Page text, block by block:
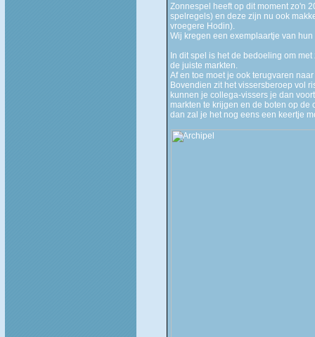
Zonnespel heeft op dit moment zo'n
spelregels) en deze zijn nu ook
vroegere Hodin).
Wij kregen een exemplaartje van
In dit spel is het de bedoeling om
de juiste markten.
Af en toe moet je ook terugvaren
Bovendien zit het vissersberoep vol
kunnen je collega-vissers je dan
markten te krijgen en de boten op
dan zal je het nog eens een keertje